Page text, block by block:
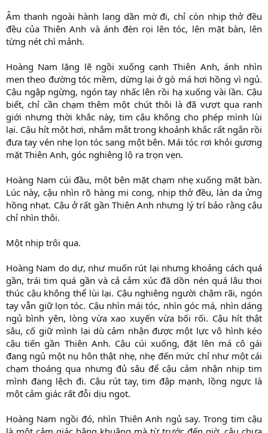
Âm thanh ngoài hành lang dần mờ đi, chỉ còn nhịp thở đều
đều của Thiên Anh và ánh đèn rọi lên tóc, lên mặt bàn, lên
từng nét chì mảnh.
Hoàng Nam lặng lẽ ngồi xuống cạnh Thiên Anh, ánh nhìn
men theo đường tóc mềm, dừng lại ở gò má hơi hồng vì ngủ.
Cậu ngập ngừng, ngón tay nhấc lên rồi hạ xuống vài lần. Cậu
biết, chỉ cần chạm thêm một chút thôi là đã vượt qua ranh
giới nhưng thời khắc này, tim cậu không cho phép mình lùi
lại. Cậu hít một hơi, nhắm mắt trong khoảnh khắc rất ngắn rồi
đưa tay vén nhẹ lọn tóc sang một bên. Mái tóc rơi khỏi gương
mặt Thiên Anh, góc nghiêng lộ ra trọn vẹn.
Hoàng Nam cúi đầu, một bên mặt chạm nhẹ xuống mặt bàn.
Lúc này, cậu nhìn rõ hàng mi cong, nhịp thở đều, làn da ửng
hồng nhạt. Cậu ở rất gần Thiên Anh nhưng lý trí bảo rằng cậu
chỉ nhìn thôi.
Một nhịp trôi qua.
Hoàng Nam do dự, như muốn rút lại nhưng khoảng cách quá
gần, trái tim quá gần và cả cảm xúc đã dồn nén quá lâu thoi
thúc cậu không thể lùi lại. Cậu nghiêng người chậm rãi, ngón
tay vẫn giữ lọn tóc. Cậu nhìn mái tóc, nhìn góc má, nhìn dáng
ngủ bình yên, lòng vừa xao xuyến vừa bối rối. Cậu hít thật
sâu, cố giữ mình lại dù cảm nhận được một lực vô hình kéo
cậu tiến gần Thiên Anh. Cậu cúi xuống, đặt lên má cô gái
đang ngủ một nụ hôn thật nhẹ, nhẹ đến mức chỉ như một cái
chạm thoáng qua nhưng đủ sâu để cậu cảm nhận nhịp tim
mình đang lệch đi. Cậu rút tay, tim đập mạnh, lồng ngực là
một cảm giác rất đỗi dịu ngọt.
Hoàng Nam ngồi đó, nhìn Thiên Anh ngủ say. Trong tim cậu